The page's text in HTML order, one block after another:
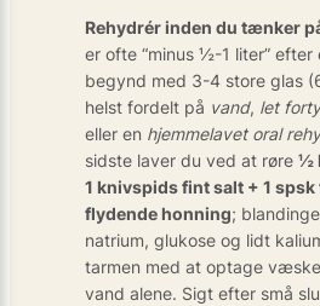
Rehydrér inden du tænker
er ofte “minus ½-1 liter” efter
begynd med 3-4 store glas
helst fordelt på vand, let
eller en hjemmelavet oral
sidste laver du ved at røre ½
1 knivspids fint salt + 1
flydende honning;
natrium, glukose og lidt
tarmen med at optage
vand alene. Sigt efter små